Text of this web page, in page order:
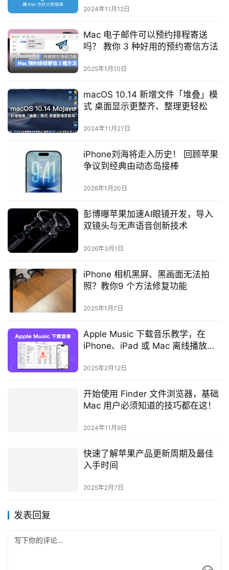
2024年11月12日
Mac 电子邮件可以预约排程寄送
吗？ 教你 3 种好用的预约寄信方法
2025年1月10日
macOS 10.14 新增文件「堆叠」模
式 桌面显示更整齐、整理更轻松
2024年11月27日
iPhone刘海将走入历史！ 回顾苹果
争议到经典由动态岛接棒
2026年1月20日
彭博曝苹果加速AI眼镜开发，导入
双镜头与无声语音创新技术
2026年3月1日
iPhone 相机黑屏、黑画面无法拍
照？教你9 个方法修复功能
2025年1月7日
Apple Music 下载音乐教学，在
iPhone、iPad 或 Mac 离线播放
2025年2月12日
开始使用 Finder 文件浏览器，基础
Mac 用户必须知道的技巧都在这！
2024年11月9日
快速了解苹果产品更新周期及最佳
入手时间
2025年2月7日
发表回复